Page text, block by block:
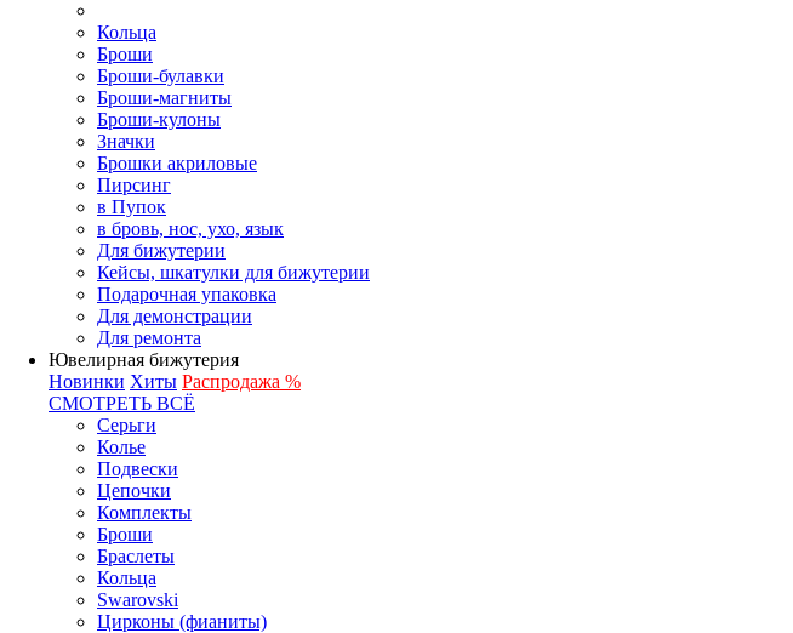
Кольца
Броши
Броши-булавки
Броши-магниты
Броши-кулоны
Значки
Брошки акриловые
Пирсинг
в Пупок
в бровь, нос, ухо, язык
Для бижутерии
Кейсы, шкатулки для бижутерии
Подарочная упаковка
Для демонстрации
Для ремонта
Ювелирная бижутерия
Новинки Хиты Распродажа %
СМОТРЕТЬ ВСЁ
Серьги
Колье
Подвески
Цепочки
Комплекты
Броши
Браслеты
Кольца
Swarovski
Цирконы (фианиты)